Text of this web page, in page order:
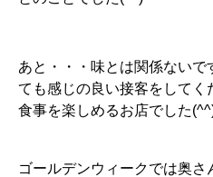
あと・・・味とは関係ないで
ても感じの良い接客をしてく
食事を楽しめるお店でした
ゴールデンウィークでは奥